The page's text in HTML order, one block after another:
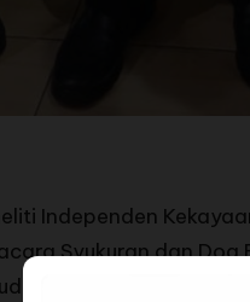
Independen
Syukuran dan Doa
syukur sukses nya